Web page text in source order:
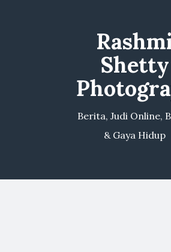
Shetty
Berita, Judi Online,
& Gaya Hidup